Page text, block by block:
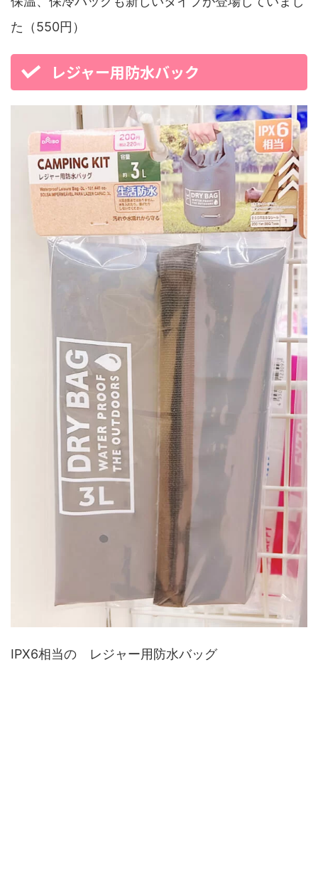
た（550円）
レジャー用防水バック
IPX6相当の レジャー用防水バッグ